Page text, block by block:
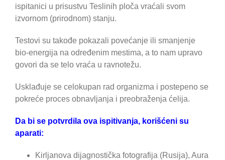
ispitanici u prisustvu Teslinih ploča vraćali svom
izvornom (prirodnom) stanju.
Testovi su takođe pokazali povećanje ili smanjenje
bio-energija na određenim mestima, a to nam upravo
govori da se telo vraća u ravnotežu.
Usklađuje se celokupan rad organizma i postepeno se
pokreće proces obnavljanja i preobraženja ćelija.
Da bi se potvrdila ova ispitivanja, korišćeni su
aparati:
Kirljanova dijagnostička fotografija (Rusija), Aura